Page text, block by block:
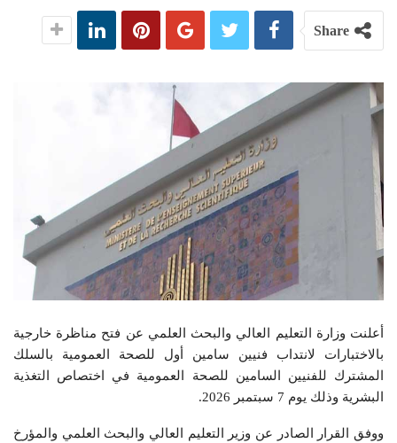
Share
أعلنت وزارة التعليم العالي والبحث العلمي عن فتح مناظرة خارجية
بالاختبارات لانتداب فنيين سامين أول للصحة العمومية بالسلك
المشترك للفنيين السامين للصحة العمومية في اختصاص التغذية
البشرية وذلك يوم 7 سبتمبر 2026.
ووفق القرار الصادر عن وزير التعليم العالي والبحث العلمي والمؤرخ